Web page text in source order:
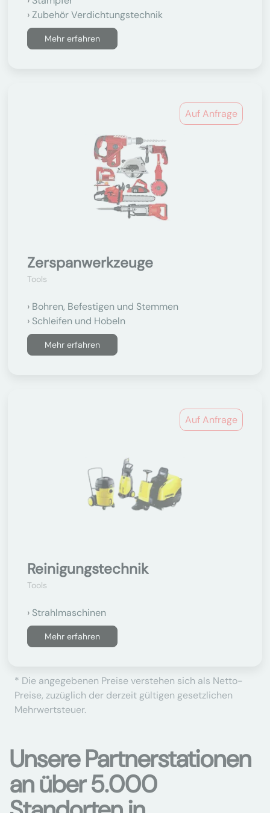
Zubehör Verdichtungstechnik
Mehr erfahren
Auf Anfrage
Zerspanwerkzeuge
Tools
Bohren, Befestigen und Stemmen
Schleifen und Hobeln
Mehr erfahren
Auf Anfrage
Reinigungstechnik
Tools
Strahlmaschinen
Mehr erfahren
* Die angegebenen Preise verstehen sich als Netto-
Preise, zuzüglich der derzeit gültigen gesetzlichen
Mehrwertsteuer.
Unsere Partnerstationen
an über 5.000